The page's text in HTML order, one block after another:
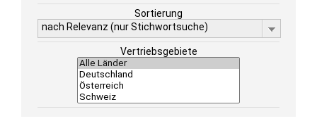
Sortierung
nach Relevanz (nur Stichwortsuche)
Vertriebsgebiete